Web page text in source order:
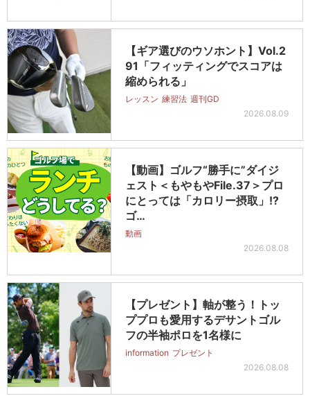
【ギア選びのウソホント】Vol.2
91「フィッティングでスコアは
縮められる」
レッスン 練習法 週刊GD
2026.08.09
【動画】ゴルフ“勝手に”ダイジ
ェスト＜もやもやFile.37＞プロ
にとっては「カロリー摂取」!?
ゴ…
動画
2026.08.08
【プレゼント】軸が整う！トッ
ププロも愛用するデサントゴル
フの半袖ポロを1名様に
information プレゼント
2026.08.08